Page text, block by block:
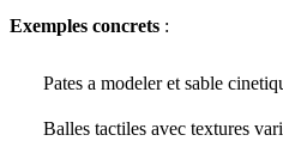
Exemples concrets :
Pates a modeler et sable
Balles tactiles avec textures